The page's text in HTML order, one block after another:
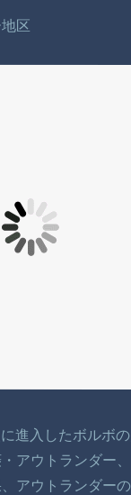
区
進入したボルボ
アウトランダー
アウトランダー